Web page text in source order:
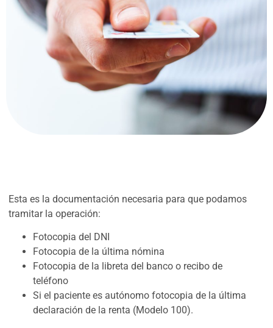
Esta es la documentación necesaria para que podamos
tramitar la operación:
Fotocopia del DNI
Fotocopia de la última nómina
Fotocopia de la libreta del banco o recibo de
teléfono
Si el paciente es autónomo fotocopia de la última
declaración de la renta (Modelo 100).